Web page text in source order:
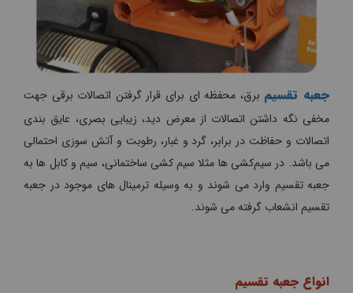
جعبه تقسیم برق، محفظه ای برای قرار گرفتن اتصالات برقی جهت
مخفی نگه داشتن اتصالات از معرض دید، زیبایی بصری، عایق بندی
اتصالات و حفاظت در برابر، گرد و غبار، رطوبت و آتش سوزی احتمالی
می باشد. در سیم‌کشی ها مثلا سیم کشی ساختمانی، سیم و کابل ها به
جعبه تقسیم وارد می شوند و به وسیله ترمینال های موجود در جعبه
تقسیم انشعاب گرفته می شوند.
انواع جعبه تقسیم